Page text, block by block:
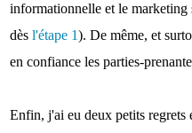
informationnelle et le
dès l'étape 1). De même, et
en confiance les parties-
Enfin, j'ai eu deux petits regrets